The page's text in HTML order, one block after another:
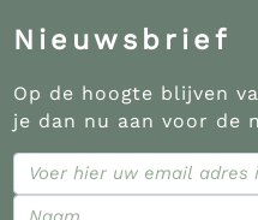
Nieuwsbrief
Op de hoogte blijven
je dan nu aan voor de